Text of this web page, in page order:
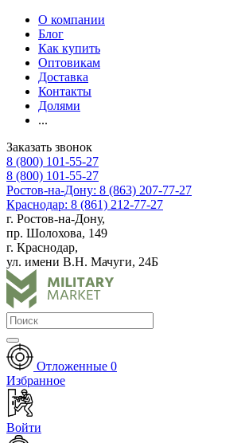
О компании
Блог
Как купить
Оптовикам
Доставка
Контакты
Долями
...
Заказать звонок
8 (800) 101-55-27
8 (800) 101-55-27
Ростов-на-Дону: 8 (863) 207-77-27
Краснодар: 8 (861) 212-77-27
г. Ростов-на-Дону,
пр. Шолохова, 149
г. Краснодар,
ул. имени В.Н. Мачуги, 24Б
Отложенные 0
Избранное
Войти